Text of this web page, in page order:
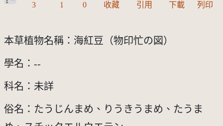
3 1 0 收藏 引用 下載 列印
本草植物名稱：海紅豆（物印忙の図）
學名：--
科名：未詳
俗名：たうじんまめ、りうきうまめ、たうま